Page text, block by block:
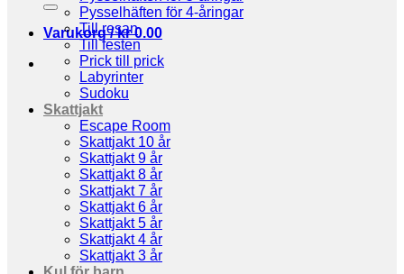
Varukorg /kr0.00
Pysselhäften för 4-åringar
Till resan
Till festen
Prick till prick
Labyrinter
Sudoku
Skattjakt
Escape Room
Skattjakt 10 år
Skattjakt 9 år
Skattjakt 8 år
Skattjakt 7 år
Skattjakt 6 år
Skattjakt 5 år
Skattjakt 4 år
Skattjakt 3 år